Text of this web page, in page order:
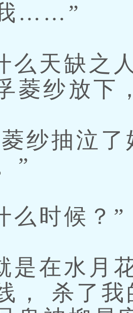
……”
天缺之
菱纱放下
纱抽泣了
”
时候？”
在水月
， 杀了